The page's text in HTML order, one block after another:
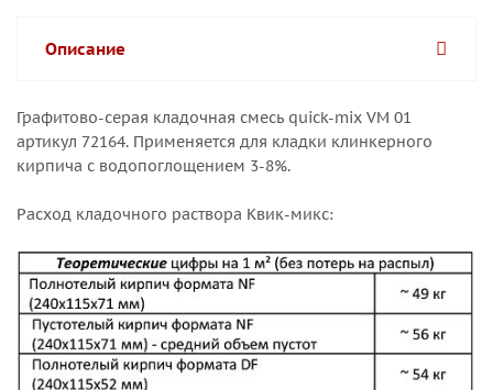
Описание
Графитово-серая кладочная смесь quick-mix VM 01
артикул 72164. Применяется для кладки клинкерного
кирпича с водопоглощением 3-8%.
Расход кладочного раствора Квик-микс: